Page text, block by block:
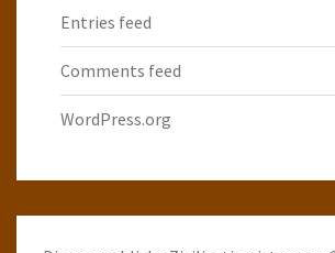
Entries feed
Comments feed
WordPress.org